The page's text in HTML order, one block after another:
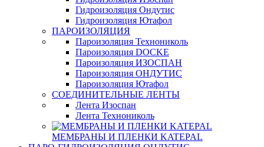
Гидроизоляция Ондутис
Гидроизоляция Ютафол
ПАРОИЗОЛЯЦИЯ
Пароизоляция Технониколь
Пароизоляция DOCKE
Пароизоляция ИЗОСПАН
Пароизоляция ОНДУТИС
Пароизоляция Ютафол
СОЕДИНИТЕЛЬНЫЕ ЛЕНТЫ
Лента Изоспан
Лента Технониколь
МЕМБРАНЫ И ПЛЕНКИ KATEPAL